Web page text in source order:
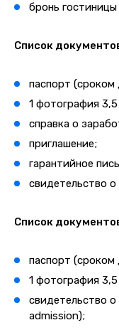
бронь
Список
паспорт (сроком
1 фотография
справка о
приглашение;
гарантийное
свидетельство
Список
паспорт (сроком
1 фотография
свидетельство
admission);